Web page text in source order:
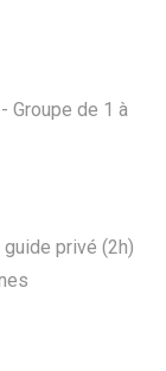
Groupe de 1 à
privé (2h)